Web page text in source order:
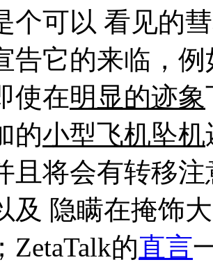
个可以 看见的
告它的来临，例
使在明显的迹象
的小型飞机坠机
且将会有转移
及 隐瞒在掩饰
；ZetaTalk的直言